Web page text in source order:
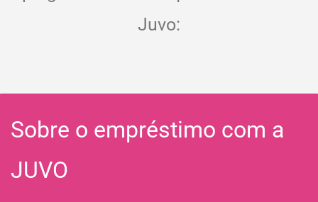
Juvo:
​Sobre o empréstimo com a
JUVO